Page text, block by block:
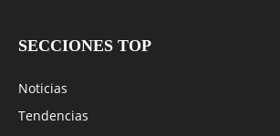
SECCIONES TOP
Noticias
Tendencias